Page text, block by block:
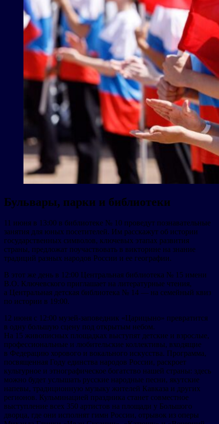
Бульвары, парки и библиотеки
11 июня в 13:00 в библиотеке № 10 проведут познавательные
занятия для юных посетителей. Им расскажут об истории
государственных символов, ключевых этапах развития
страны, предложат поучаствовать в викторине на знание
традиций разных народов России и ее географии.
В этот же день в 12:00 Центральная библиотека № 15 имени
В.О. Ключевского приглашает на литературные чтения,
а Центральная детская библиотека № 14 — на семейный квиз
по истории в 19:00.
12 июня с 12:00 музей-заповедник «Царицыно» превратится
в одну большую сцену под открытым небом.
На 15 живописных площадках выступят детские и взрослые,
профессиональные и любительские коллективы, входящие
в Федерацию хорового и вокального искусства. Программа,
посвященная Году единства народов России, раскроет
культурное и этнографическое богатство нашей страны: здесь
можно будет услышать русские народные песни, якутские
напевы, традиционную музыку жителей Кавказа и других
регионов. Кульминацией праздника станет совместное
выступление всех 350 артистов на площади у Большого
дворца, где они исполнят гимн России, отрывок из оперы